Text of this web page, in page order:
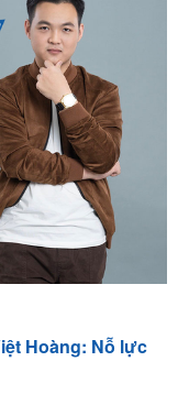
Hoàng: Nỗ lực